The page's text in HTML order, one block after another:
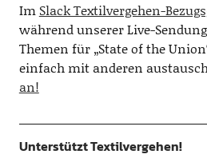
Im Slack Textilvergehen-
während unserer Live-
Themen für „State of the
einfach mit anderen
an!
Unterstützt Textilvergehen!